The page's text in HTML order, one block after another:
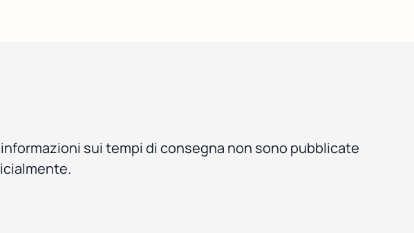
sui tempi di consegna non sono pubblicate